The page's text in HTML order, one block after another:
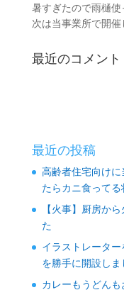
暑すぎたので雨樋使
次は当事業所で開
最近のコメント
最近の投稿
高齢者住宅向け
たらカニ食って
【火事】厨房か
た
イラストレータ
を勝手に開設しま
カレーもうどん